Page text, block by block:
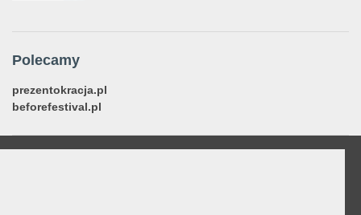
Polecamy
prezentokracja.pl
beforefestival.pl